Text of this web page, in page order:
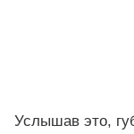
Услышав это,